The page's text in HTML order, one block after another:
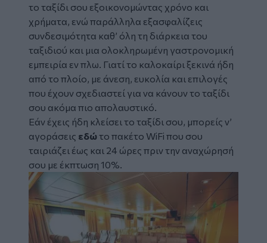
το ταξίδι σου εξοικονομώντας χρόνο και
χρήματα, ενώ παράλληλα εξασφαλίζεις
συνδεσιμότητα καθ’ όλη τη διάρκεια του
ταξιδιού και μια ολοκληρωμένη γαστρονομική
εμπειρία εν πλω. Γιατί το καλοκαίρι ξεκινά ήδη
από το πλοίο, με άνεση, ευκολία και επιλογές
που έχουν σχεδιαστεί για να κάνουν το ταξίδι
σου ακόμα πιο απολαυστικό.
Εάν έχεις ήδη κλείσει το ταξίδι σου, μπορείς ν’
αγοράσεις εδώτο πακέτο WiFi που σου
ταιριάζει έως και 24 ώρες πριν την αναχώρησή
σου με έκπτωση 10%.
Image